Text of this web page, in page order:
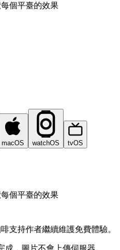
個平臺的效果
macOS watchOS tvOS
個平臺的效果
支持作者繼續維護免費體驗。
，圖片不會上傳伺服器。